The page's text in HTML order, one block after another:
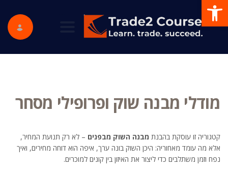
navigation
מודלי מבנה שוק ופרופילי מסחר
קטגוריה זו עוסקת בהבנת מבנה השוק מבפנים – לא רק תנועת המחיר,
אלא מה עומד מאחוריה: היכן השוק בונה ערך, איפה הוא דוחה מחירים, ואיך
נפח וזמן משתלבים כדי ליצור את האיזון בין קונים למוכרים.